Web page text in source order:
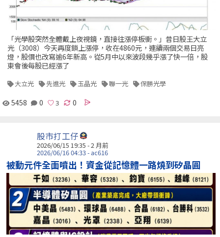
「光學股突然全體戴上夜視鏡，直接往漲停板衝。」昔日股王大立
光（3008）今天再度鎖上漲停，收在4860元，連續兩個交易日亮
燈，股價也改寫逾6年新高。從5月中以來波段幾乎漲了快一倍，股
東會後每股已經漲了
大立光 先進光 玉晶光 聯一光 保勝光學
5458 0 0
股市打工仔
2026/06/15 19:35 - 2 月前
2026/06/16 04:33 - ac616
被動元件全面噴出！資金從記憶體一路燒到矽晶圓